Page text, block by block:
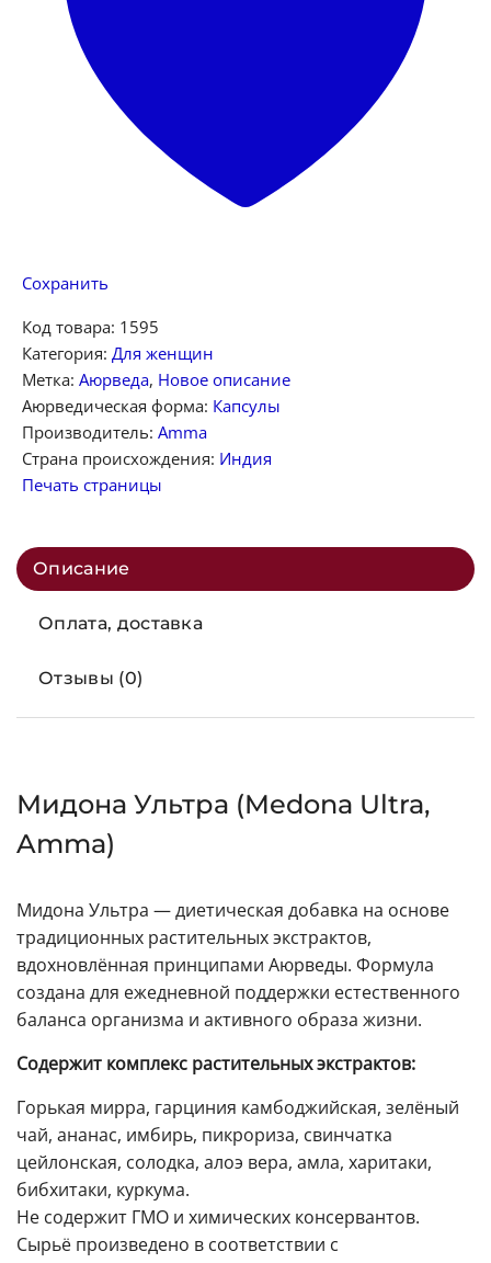
Сохранить
Код товара: 1595
Категория: Для женщин
Метка: Аюрведа, Новое описание
Аюрведическая форма: Капсулы
Производитель: Amma
Страна происхождения: Индия
Печать страницы
Описание
Оплата, доставка
Отзывы (0)
Мидона Ультра (Medona Ultra,
Amma)
Мидона Ультра — диетическая добавка на основе
традиционных растительных экстрактов,
вдохновлённая принципами Аюрведы. Формула
создана для ежедневной поддержки естественного
баланса организма и активного образа жизни.
Содержит комплекс растительных экстрактов:
Горькая мирра, гарциния камбоджийская, зелёный
чай, ананас, имбирь, пикрориза, свинчатка
цейлонская, солодка, алоэ вера, амла, харитаки,
бибхитаки, куркума.
Не содержит ГМО и химических консервантов.
Сырьё произведено в соответствии с